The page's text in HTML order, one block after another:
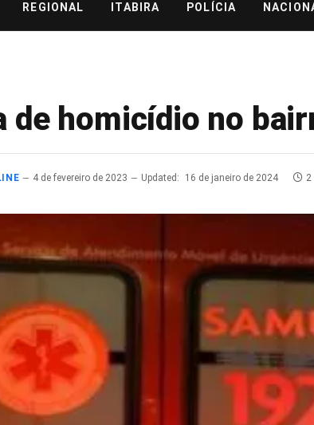
REGIONAL ITABIRA POLÍCIA
de homicídio no
4 de fevereiro de 2023 Updated: 16 de janeiro de 2024 2